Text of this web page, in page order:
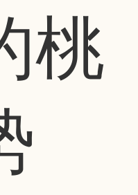
桃